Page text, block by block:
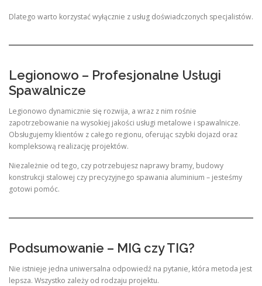
Dlatego warto korzystać wyłącznie z usług doświadczonych specjalistów.
Legionowo – Profesjonalne Usługi
Spawalnicze
Legionowo dynamicznie się rozwija, a wraz z nim rośnie
zapotrzebowanie na wysokiej jakości usługi metalowe i spawalnicze.
Obsługujemy klientów z całego regionu, oferując szybki dojazd oraz
kompleksową realizację projektów.
Niezależnie od tego, czy potrzebujesz naprawy bramy, budowy
konstrukcji stalowej czy precyzyjnego spawania aluminium – jesteśmy
gotowi pomóc.
Podsumowanie – MIG czy TIG?
Nie istnieje jedna uniwersalna odpowiedź na pytanie, która metoda jest
lepsza. Wszystko zależy od rodzaju projektu.